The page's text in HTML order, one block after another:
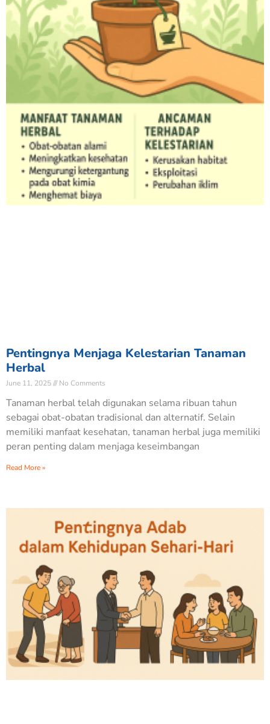
Pentingnya Menjaga Kelestarian Tanaman
Herbal
June 11, 2025 No Comments
Tanaman herbal telah digunakan selama ribuan tahun
sebagai obat-obatan tradisional dan alternatif. Selain
memiliki manfaat kesehatan, tanaman herbal juga memiliki
peran penting dalam menjaga keseimbangan
Read More »